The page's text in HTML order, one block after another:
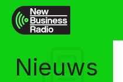
Nieuws